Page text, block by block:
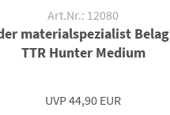
Art.Nr.: 12080
materialspezialist Belag
TTR Hunter Medium
UVP 44,90 EUR